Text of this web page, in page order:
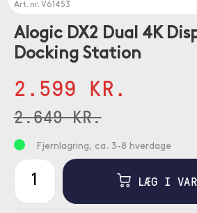
Art. nr. V61453
Alogic DX2 Dual 4K
Docking Station
2.599 KR.
2.649 KR.
Fjernlagring, ca. 3-8 hverdage
LÆG I